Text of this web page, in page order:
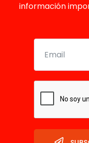
información